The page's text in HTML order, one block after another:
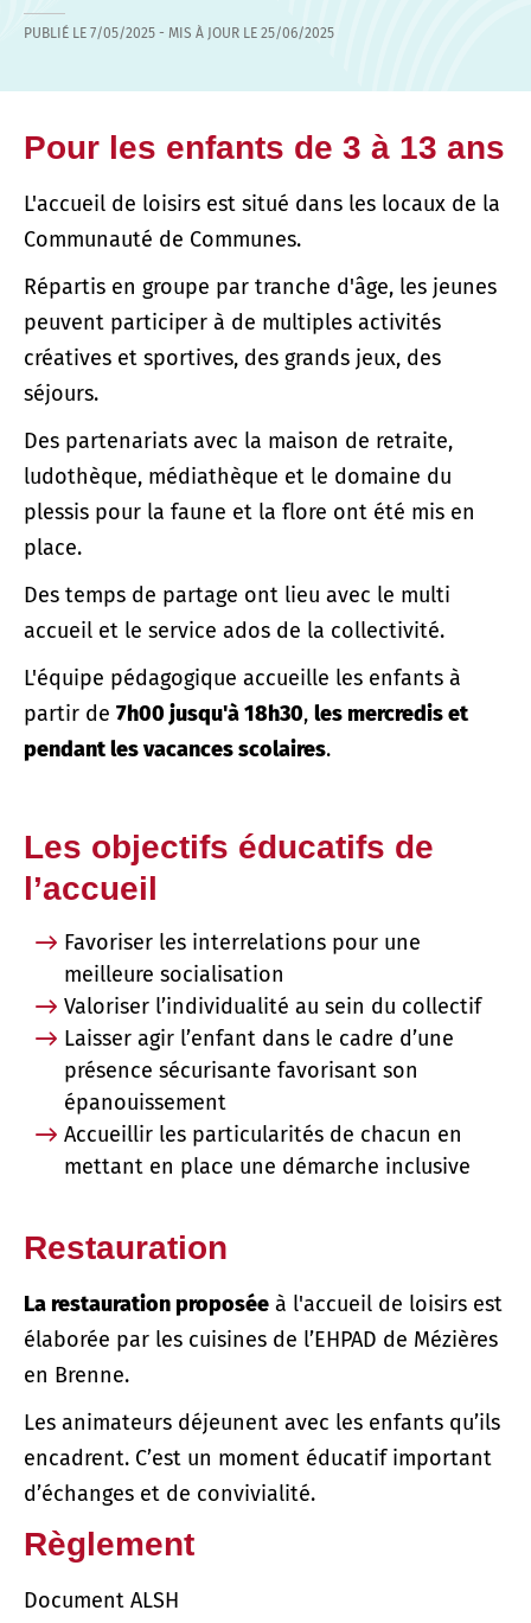
PUBLIÉ LE 7/05/2025 - MIS À JOUR LE 25/06/2025
Pour les enfants de 3 à 13 ans
L'accueil de loisirs est situé dans les locaux de la
Communauté de Communes.
Répartis en groupe par tranche d'âge, les jeunes
peuvent participer à de multiples activités
créatives et sportives, des grands jeux, des
séjours.
Des partenariats avec la maison de retraite,
ludothèque, médiathèque et le domaine du
plessis pour la faune et la flore ont été mis en
place.
Des temps de partage ont lieu avec le multi
accueil et le service ados de la collectivité.
L'équipe pédagogique accueille les enfants à
partir de 7h00 jusqu'à 18h30, les mercredis et
pendant les vacances scolaires.
Les objectifs éducatifs de
l’accueil
Favoriser les interrelations pour une
meilleure socialisation
Valoriser l’individualité au sein du collectif
Laisser agir l’enfant dans le cadre d’une
présence sécurisante favorisant son
épanouissement
Accueillir les particularités de chacun en
mettant en place une démarche inclusive
Restauration
La restauration proposée à l'accueil de loisirs est
élaborée par les cuisines de l’EHPAD de Mézières
en Brenne.
Les animateurs déjeunent avec les enfants qu’ils
encadrent. C’est un moment éducatif important
d’échanges et de convivialité.
Règlement
Document ALSH